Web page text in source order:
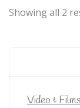
Showing all 2
Video &